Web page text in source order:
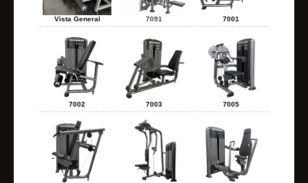
Vista General 7091 7001
7002 7003 7005